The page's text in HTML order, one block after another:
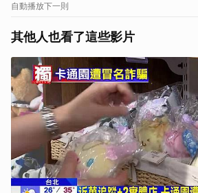
自動播放下一則
其他人也看了這些影片